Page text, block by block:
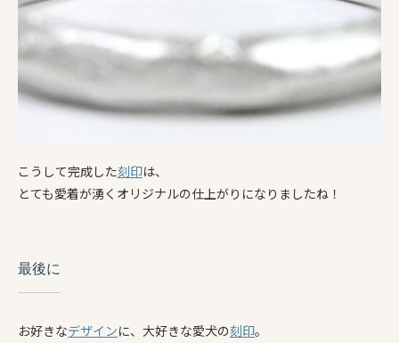
こうして完成した刻印は、
とても愛着が湧くオリジナルの仕上がりになりましたね！
最後に
お好きなデザインに、大好きな愛犬の刻印。